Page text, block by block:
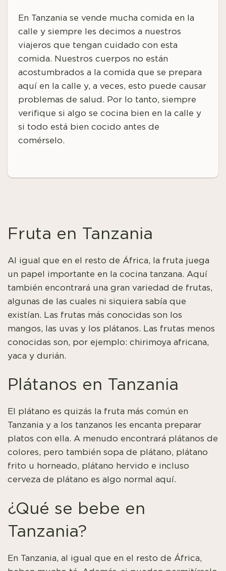
En Tanzania se vende mucha comida en la
calle y siempre les decimos a nuestros
viajeros que tengan cuidado con esta
comida. Nuestros cuerpos no están
acostumbrados a la comida que se prepara
aquí en la calle y, a veces, esto puede causar
problemas de salud. Por lo tanto, siempre
verifique si algo se cocina bien en la calle y
si todo está bien cocido antes de
comérselo.
Fruta en Tanzania
Al igual que en el resto de África, la fruta juega
un papel importante en la cocina tanzana. Aquí
también encontrará una gran variedad de frutas,
algunas de las cuales ni siquiera sabía que
existían. Las frutas más conocidas son los
mangos, las uvas y los plátanos. Las frutas menos
conocidas son, por ejemplo: chirimoya africana,
yaca y durián.
Plátanos en Tanzania
El plátano es quizás la fruta más común en
Tanzania y a los tanzanos les encanta preparar
platos con ella. A menudo encontrará plátanos de
colores, pero también sopa de plátano, plátano
frito u horneado, plátano hervido e incluso
cerveza de plátano es algo normal aquí.
¿Qué se bebe en
Tanzania?
En Tanzania, al igual que en el resto de África,